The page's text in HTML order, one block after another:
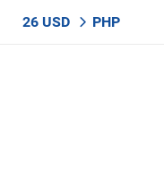
26 USD PHP